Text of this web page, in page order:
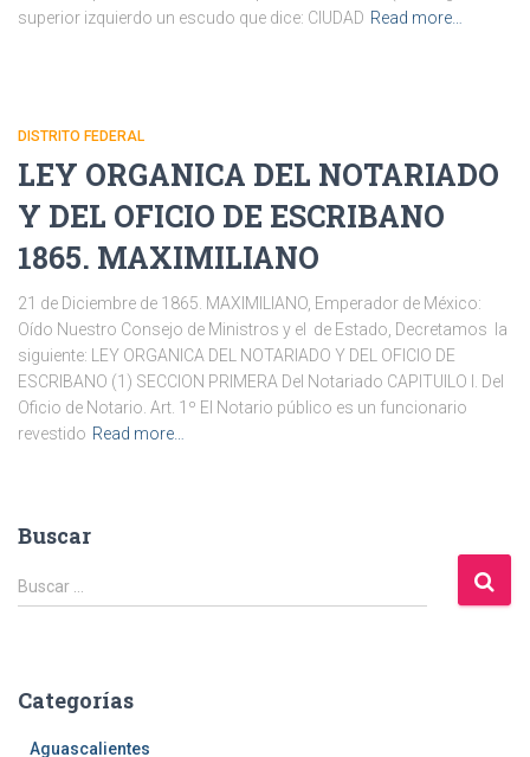
superior izquierdo un escudo que dice: CIUDAD Read more…
DISTRITO FEDERAL
LEY ORGANICA DEL NOTARIADO
Y DEL OFICIO DE ESCRIBANO
1865. MAXIMILIANO
21 de Diciembre de 1865. MAXIMILIANO, Emperador de México:
Oído Nuestro Consejo de Ministros y el de Estado, Decretamos la
siguiente: LEY ORGANICA DEL NOTARIADO Y DEL OFICIO DE
ESCRIBANO (1) SECCION PRIMERA Del Notariado CAPITUILO I. Del
Oficio de Notario. Art. 1º El Notario público es un funcionario
revestido Read more…
Buscar
B
u
r
Buscar …
Categorías
Aguascalientes